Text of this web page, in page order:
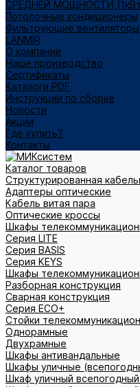
СРЕДНЕЙ МОЩНОСТИ (1кВт
Потолочные кондиционеры
Фильтрующие вентиляторы
LANMIR
О компании
Наше производство
Сертификаты
Каталоги PDF
Инструкции по сборке
Новости
Акции
Где купить?
Контакты
Каталог товаров
Структурированная
Адаптеры оптические
Кабель витая пара
Оптические кроссы
Шкафы
Cерия LITE
Cерия BASIS
Cерия KEYS
Шкафы
Разборная конструкция
Сварная конструкция
Серия ECO+
Стойки
Однорамные
Двухрамные
Шкафы антивандальные
Шкафы уличные
Шкаф уличный